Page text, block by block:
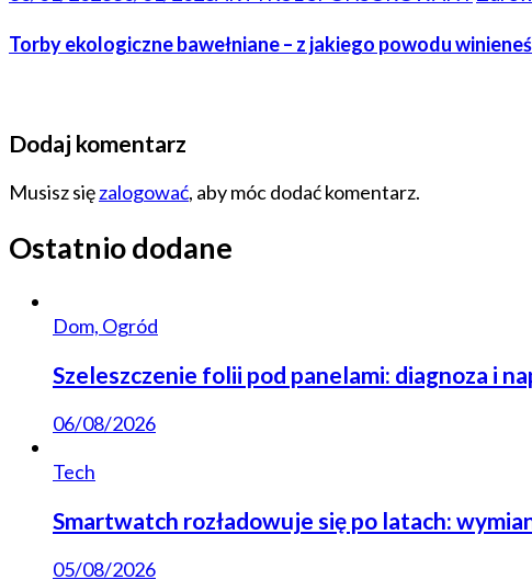
Torby ekologiczne bawełniane – z jakiego powodu
Dodaj komentarz
Musisz sięzalogować, aby móc dodać komentarz.
Ostatnio dodane
Dom, Ogród
Szeleszczenie folii pod panelami: diagnoza i
06/08/2026
Tech
Smartwatch rozładowuje się po latach:
05/08/2026